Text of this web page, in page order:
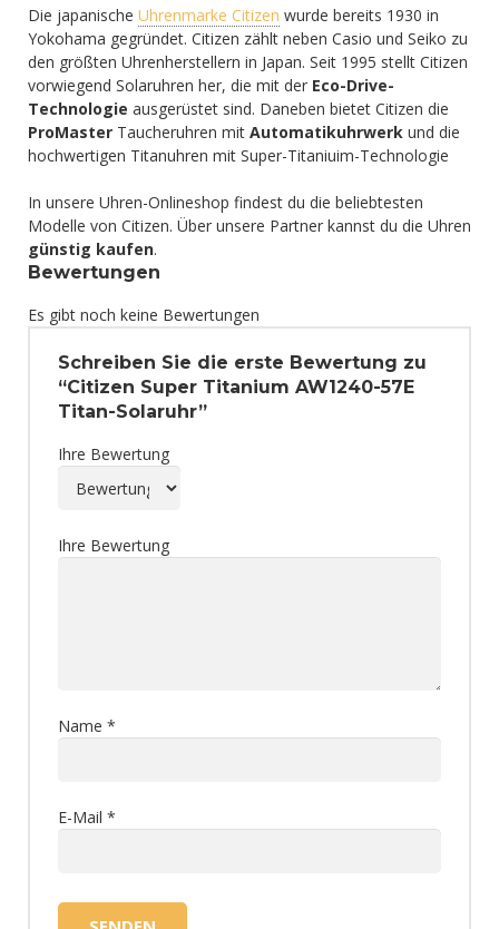
Die japanische Uhrenmarke Citizen wurde bereits 1930 in
Yokohama gegründet. Citizen zählt neben Casio und Seiko zu
den größten Uhrenherstellern in Japan. Seit 1995 stellt Citizen
vorwiegend Solaruhren her, die mit der Eco-Drive-
Technologie ausgerüstet sind. Daneben bietet Citizen die
ProMaster Taucheruhren mit Automatikuhrwerk und die
hochwertigen Titanuhren mit Super-Titaniuim-Technologie
In unsere Uhren-Onlineshop findest du die beliebtesten
Modelle von Citizen. Über unsere Partner kannst du die Uhren
günstig kaufen.
Bewertungen
Es gibt noch keine Bewertungen
Schreiben Sie die erste Bewertung zu
“Citizen Super Titanium AW1240-57E
Titan-Solaruhr”
Ihre Bewertung
Ihre Bewertung
Name *
E-Mail *